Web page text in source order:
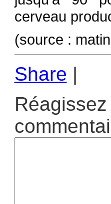
cerveau
(source :
Share |